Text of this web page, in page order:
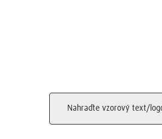
Nahraďte vzorový text/